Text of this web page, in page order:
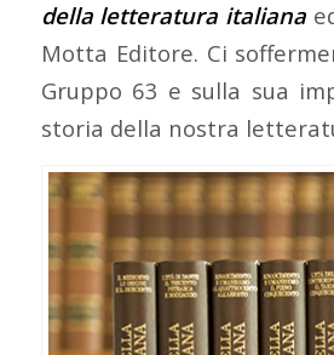
della letteratura italiana
Motta Editore. Ci
Gruppo 63 e sulla sua
storia della nostra